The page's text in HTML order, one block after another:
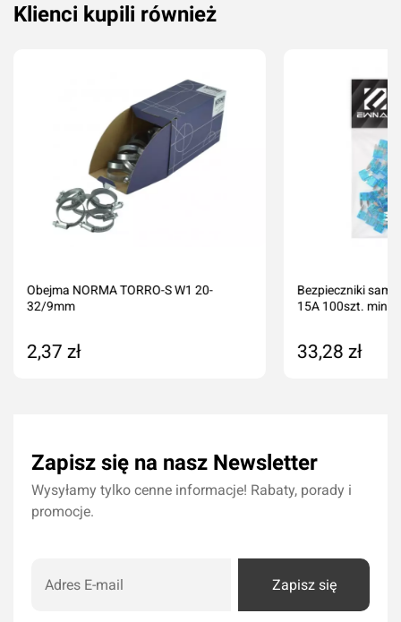
Klienci kupili również
Obejma NORMA TORRO-S W1 20-
32/9mm
2,37 zł
Bezpieczniki
15A 100szt. mini
33,28 zł
Zapisz się na nasz Newsletter
Wysyłamy tylko cenne informacje! Rabaty, porady i
promocje.
Zapisz się